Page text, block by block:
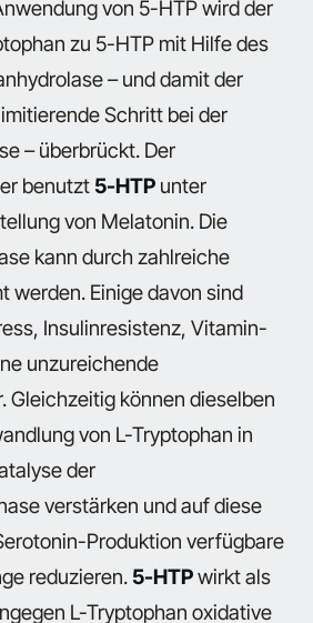
von 5-HTP wird der
zu 5-HTP mit Hilfe des
– und damit der
Schritt bei der
– überbrückt. Der
benutzt 5-HTP unter
von Melatonin. Die
kann durch zahlreiche
werden. Einige davon sind
Insulinresistenz, Vitamin-
unzureichende
Gleichzeitig können dieselben
von L-Tryptophan in
der
verstärken und auf diese
Produktion verfügbare
reduzieren. 5-HTPwirkt als
L-Tryptophan oxidative